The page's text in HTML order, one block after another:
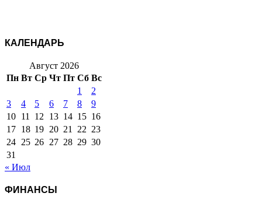
КАЛЕНДАРЬ
Август 2026
Пн Вт Ср Чт Пт Сб Вс
1
2
3
4 5 6 7 8
9
10 11 12 13 14 15 16
17 18 19 20 21 22 23
24 25 26 27 28 29 30
31
« Июл
ФИНАНСЫ